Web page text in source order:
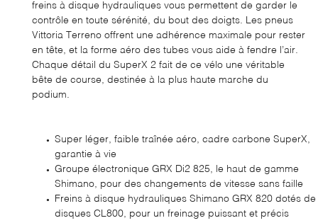
INSCRIPTION
freins à disque hydrauliques vous permettent de garder le
contrôle en toute sérénité, du bout des doigts. Les pneus
Vittoria Terreno offrent une adhérence maximale pour rester
en tête, et la forme aéro des tubes vous aide à fendre l’air.
Chaque détail du SuperX 2 fait de ce vélo une véritable
bête de course, destinée à la plus haute marche du
podium.
Super léger, faible traînée aéro, cadre carbone SuperX,
garantie à vie
Groupe électronique GRX Di2 825, le haut de gamme
Shimano, pour des changements de vitesse sans faille
Freins à disque hydrauliques Shimano GRX 820 dotés de
disques CL800, pour un freinage puissant et précis